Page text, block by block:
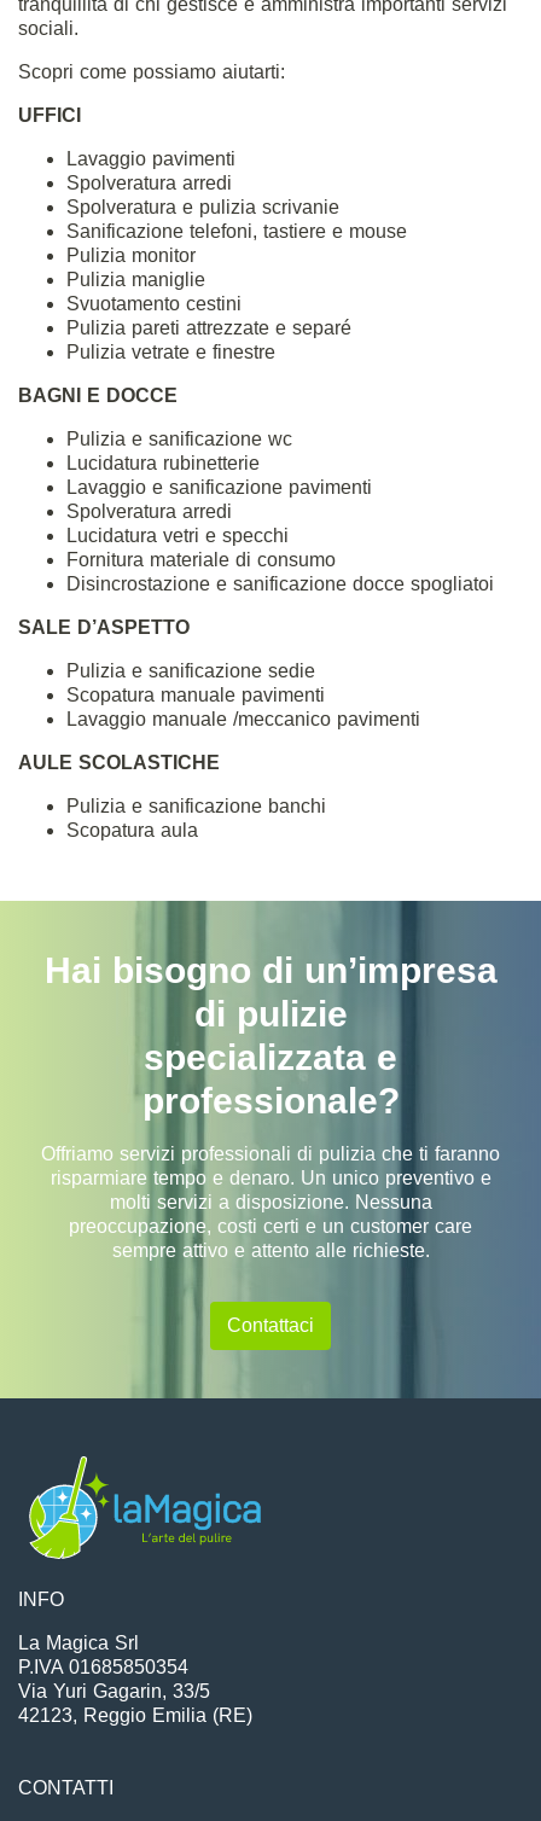
tranquillità di chi gestisce e amministra importanti servizi
sociali.
Scopri come possiamo aiutarti:
UFFICI
Lavaggio pavimenti
Spolveratura arredi
Spolveratura e pulizia scrivanie
Sanificazione telefoni, tastiere e mouse
Pulizia monitor
Pulizia maniglie
Svuotamento cestini
Pulizia pareti attrezzate e separé
Pulizia vetrate e finestre
BAGNI E DOCCE
Pulizia e sanificazione wc
Lucidatura rubinetterie
Lavaggio e sanificazione pavimenti
Spolveratura arredi
Lucidatura vetri e specchi
Fornitura materiale di consumo
Disincrostazione e sanificazione docce spogliatoi
SALE D’ASPETTO
Pulizia e sanificazione sedie
Scopatura manuale pavimenti
Lavaggio manuale /meccanico pavimenti
AULE SCOLASTICHE
Pulizia e sanificazione banchi
Scopatura aula
Hai bisogno di un’impresa
di pulizie
specializzata e
professionale?
Offriamo servizi professionali di pulizia che ti faranno
risparmiare tempo e denaro. Un unico preventivo e
molti servizi a disposizione. Nessuna
preoccupazione, costi certi e un customer care
sempre attivo e attento alle richieste.
Contattaci
INFO
La Magica Srl
P.IVA 01685850354
Via Yuri Gagarin, 33/5
42123, Reggio Emilia (RE)
CONTATTI